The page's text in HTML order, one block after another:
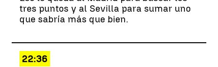
tres puntos y al Sevilla para sumar uno
que sabría más que bien.
22:36